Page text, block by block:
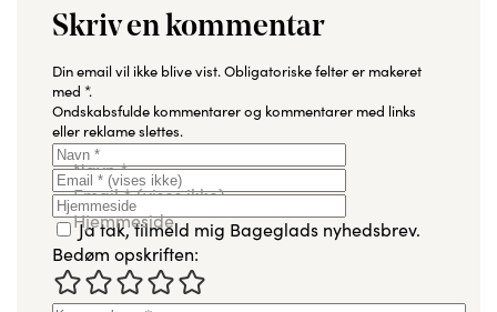
Skriv en kommentar
Din email vil ikke blive vist.Obligatoriske felter er makeret
med *.
Ondskabsfulde kommentarer og kommentarer med links
eller reklame slettes.
Navn*
Email*(vises ikke)
Hjemmeside
Ja tak, tilmeld mig Bageglads nyhedsbrev.
Bedøm opskriften: